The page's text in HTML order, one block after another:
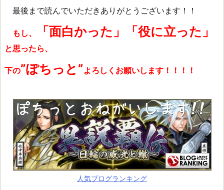
最後まで読んでいただきありがとうございます！！
もし、 「面白かった」「役に立った」
と思ったら、
下の”ぽちっと”よろしくお願いします！！！！
人気ブログランキング